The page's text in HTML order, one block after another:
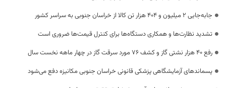
جابه‌جایی 2 میلیون و 404 هزار تن کالا از خراسان جنوبی به سراسر کشور
تشدید نظارت‌ها و همکاری دستگاه‌ها برای کنترل قیمت‌ها ضروری است
رفع 40 هزار نشتی گاز و کشف 76 مورد سرقت گاز در چهار ماهه نخست سال
پسماندهای آزمایشگاهی پزشکی قانونی خراسان جنوبی مکانیزه دفع می‌شود